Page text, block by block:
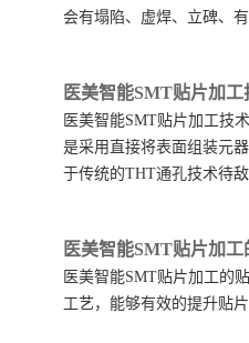
会有塌陷、虚焊、立碑、
医美智能SMT贴片加
医美智能SMT贴片加工技
是采用直接将表面组装元
于传统的THT通孔技术待
医美智能SMT贴片加
医美智能SMT贴片加工的
工艺，能够有效的提升贴